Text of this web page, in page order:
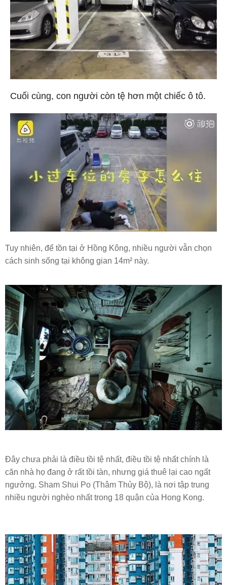
Cuối cùng, con người còn tệ hơn một chiếc ô tô.
Tuy nhiên, để tồn tại ở Hồng Kông, nhiều người vẫn chọn
cách sinh sống tại không gian 14m² này.
Đây chưa phải là điều tồi tệ nhất, điều tồi tệ nhất chính là
căn nhà họ đang ở rất tồi tàn, nhưng giá thuê lại cao ngất
ngưởng. Sham Shui Po (Thâm Thủy Bộ), là nơi tập trung
nhiều người nghèo nhất trong 18 quận của Hong Kong.